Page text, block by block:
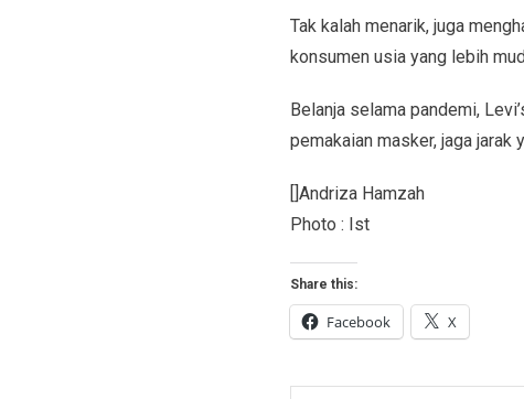
Tak kalah menarik, juga
konsumen usia yang lebih
Belanja selama pandemi,
pemakaian masker, jaga jarak
[]Andriza Hamzah
Photo : Ist
Share this:
Facebook X